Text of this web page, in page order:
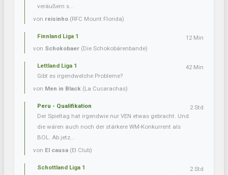
veräußern s...
von reisinho (RFC Mount Florida)
Finnland Liga 1
von Schokobaer (Die Schokobärenbande)
12 Min
Lettland Liga 1
Gibt es irgendwelche Probleme?
von Men in Black (La Cucarachas)
42 Min
Peru - Qualifikation
Der Spieltag hat irgendwie nur VEN etwas gebracht. Und
die wären auch noch der stärkere WM-Konkurrent als
BOL. Ab jetz...
von El causa (El Club)
2 Std
Schottland Liga 1
2 Std